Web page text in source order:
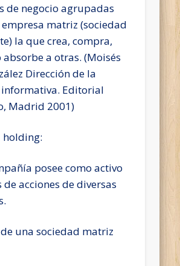
de negocio agrupadas
matriz (sociedad
la que crea, compra,
a otras. (Moisés
Dirección de la
Editorial
Madrid 2001)
holding:
posee como activo
acciones de diversas
de una sociedad matriz